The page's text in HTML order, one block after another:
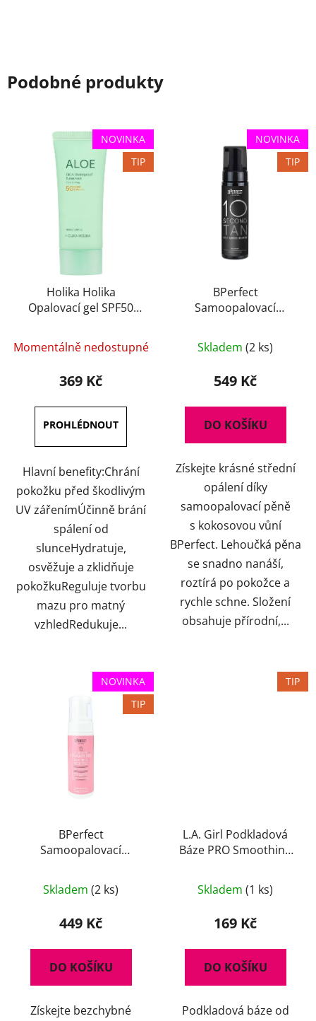
Podobné produkty
NOVINKA
TIP
Holika Holika
Opalovací gel SPF50
Momentálně nedostupné
369 Kč
Hlavní benefity:Chrání
pokožku před škodlivým
UV zářenímÚčinně brání
spálení od
slunceHydratuje,
osvěžuje a zklidňuje
pokožkuReguluje tvorbu
mazu pro matný
vzhledRedukuje...
NOVINKA
TIP
BPerfect
Samoopalovací
hodnocení
produktu
4,5
z
hvězdiček.
Skladem (2 ks)
549 Kč
DO KOŠÍKU
Získejte krásné střední
opálení díky
samoopalovací pěně
s kokosovou vůní
BPerfect. Lehoučká pěna
se snadno nanáší,
roztírá po pokožce a
rychle schne. Složení
obsahuje přírodní,...
NOVINKA
TIP
BPerfect
Samoopalovací
Second 150 ml
hodnocení
produktu
5,0
z
hvězdiček.
Skladem (2 ks)
449 Kč
DO KOŠÍKU
Získejte bezchybné
TIP
L.A. Girl Podkladová
Báze PRO Smoothing
Skladem (1 ks)
169 Kč
DO KOŠÍKU
Podkladová báze od